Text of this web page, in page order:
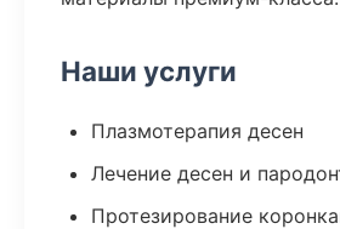
Наши услуги
Плазмотерапия десен
Лечение десен и
Протезирование